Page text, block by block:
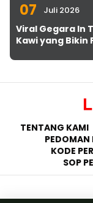
07 Juli 2026
Viral Gegara In
Kawi yang Bikin
TENTANG KAMI
PEDOMAN
KODE
SOP